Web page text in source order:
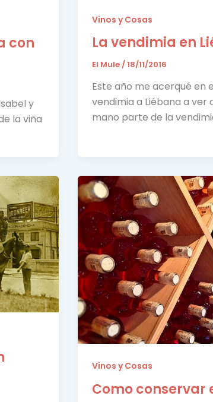
con
y
la viña
Vinos y Cosas
La vendimia en
El Mule /18/11/2016
Este año me acerqué en
vendimia a Liébana a ver
mano parte de la
Vinos y Cosas
Como conservar